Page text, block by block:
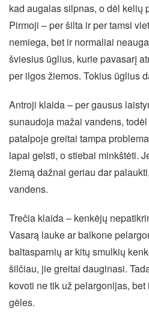
kad augalas silpnas, o dėl kelių
Pirmoji – per šilta ir per tamsi
nemiega, bet ir normaliai
šviesius ūglius, kurie pavasarį
per ilgos žiemos. Tokius ūglius
Antroji klaida – per gausus
sunaudoja mažai vandens,
patalpoje greitai tampa
lapai gelsti, o stiebai minkštėti.
žiemą dažnai geriau dar
vandens.
Trečia klaida – kenkėjų
Vasarą lauke ar balkone
baltasparnių ar kitų smulkių
šilčiau, jie greitai dauginasi.
kovoti ne tik už pelargonijas,
gėles.